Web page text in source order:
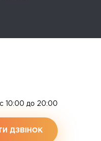
10:00 до 20:00
ДЗВІНОК